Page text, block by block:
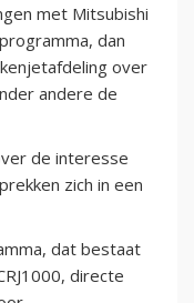
met Mitsubishi
dan
over
andere de
de interesse
zich in een
dat bestaat
directe